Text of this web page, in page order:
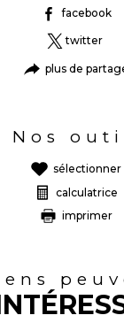
facebook
twitter
plus de
Nos
sélectionner
calculatrice
imprimer